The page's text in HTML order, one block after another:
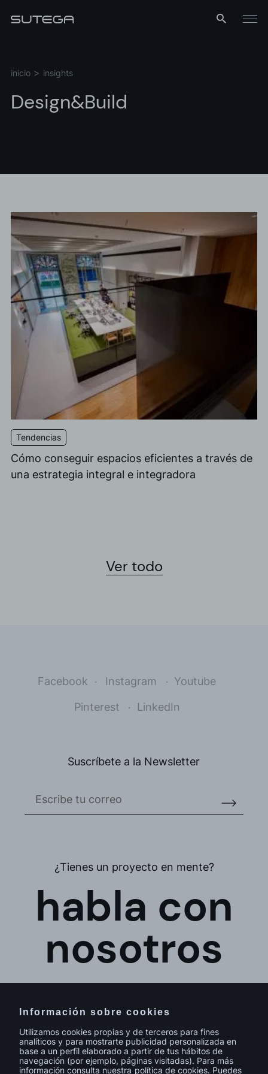
Menú
inicio insights
Design&Build
Tendencias
Cómo conseguir espacios eficientes a través de
una estrategia integral e integradora
Ver todo
Facebook Instagram Youtube
Pinterest LinkedIn
Suscríbete a la Newsletter
¿Tienes un proyecto en mente?
habla con
nosotros
Correo*
Acepto laspolítica de privacidad*
Deseo recibir información comercial, noticias, eventos y
servicios de Sutega.*
Información sobre cookies
Utilizamos cookies propias y de terceros para fines
analíticos y para mostrarte publicidad personalizada en
base a un perfil elaborado a partir de tus hábitos de
navegación (por ejemplo, páginas visitadas). Para más
información consulta nuestra política de cookies. Puedes